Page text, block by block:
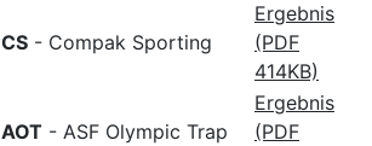
CS - Compak Sporting
Ergebnis
(PDF
414KB)
AOT - ASF Olympic Trap
Ergebnis
(PDF